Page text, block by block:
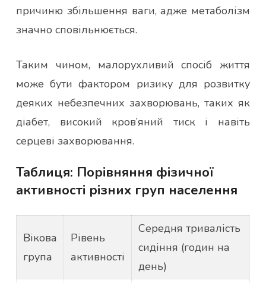
причиню збільшення ваги, адже метаболізм
значно сповільнюється.
Таким чином, малорухливий спосіб життя
може бути фактором ризику для розвитку
деяких небезпечних захворювань, таких як
діабет, високий кров’яний тиск і навіть
серцеві захворювання.
Таблиця: Порівняння фізичної
активності різних груп населення
Вікова
група
Рівень
активності
Середня тривалість
сидіння (годин на
день)